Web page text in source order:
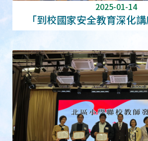
2025-01-14
「到校國家安全教育深化講